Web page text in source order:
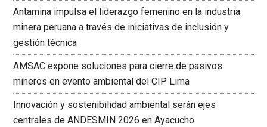
Antamina impulsa el liderazgo femenino en la industria
minera peruana a través de iniciativas de inclusión y
gestión técnica
AMSAC expone soluciones para cierre de pasivos
mineros en evento ambiental del CIP Lima
Innovación y sostenibilidad ambiental serán ejes
centrales de ANDESMIN 2026 en Ayacucho